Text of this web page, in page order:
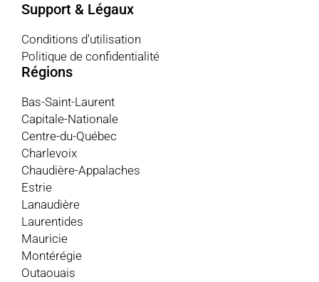
Support & Légaux
Conditions d'utilisation
Politique de confidentialité
Régions
Bas-Saint-Laurent
Capitale-Nationale
Centre-du-Québec
Charlevoix
Chaudière-Appalaches
Estrie
Lanaudière
Laurentides
Mauricie
Montérégie
Outaouais